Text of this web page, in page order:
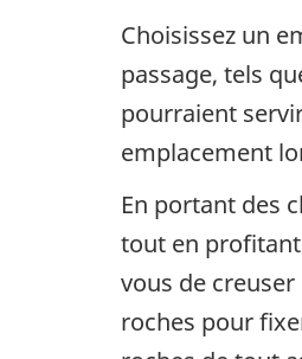
Choisissez un
passage, tels
pourraient
emplacement
En portant des
tout en
vous de
roches pour